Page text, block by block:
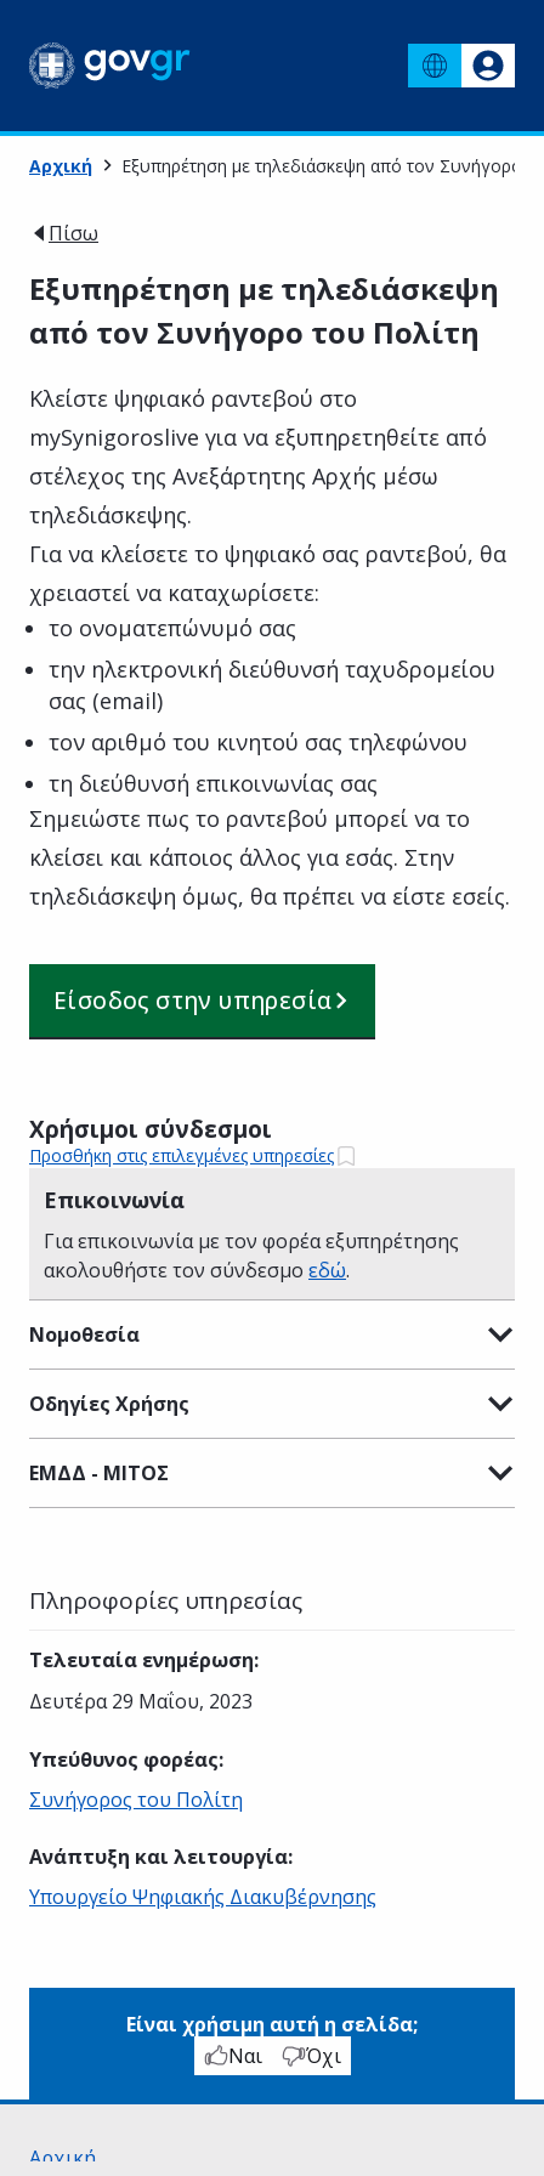
Αρχική Εξυπηρέτηση με τηλεδιάσκεψη από τον Συνήγορο
Πίσω
Εξυπηρέτηση με τηλεδιάσκεψη
από τον Συνήγορο του Πολίτη
Κλείστε ψηφιακό ραντεβού στο
mySynigoroslive για να εξυπηρετηθείτε από
στέλεχος της Ανεξάρτητης Αρχής μέσω
τηλεδιάσκεψης.
Για να κλείσετε το ψηφιακό σας ραντεβού, θα
χρειαστεί να καταχωρίσετε:
το ονοματεπώνυμό σας
την ηλεκτρονική διεύθυνσή ταχυδρομείου
σας (email)
τον αριθμό του κινητού σας τηλεφώνου
τη διεύθυνσή επικοινωνίας σας
Σημειώστε πως το ραντεβού μπορεί να το
κλείσει και κάποιος άλλος για εσάς. Στην
τηλεδιάσκεψη όμως, θα πρέπει να είστε εσείς.
Είσοδος στην υπηρεσία
Χρήσιμοι σύνδεσμοι
Προσθήκη στις επιλεγμένες υπηρεσίες
Επικοινωνία
Για επικοινωνία με τον φορέα εξυπηρέτησης
ακολουθήστε τον σύνδεσμο εδώ.
Νομοθεσία
Οδηγίες Χρήσης
ΕΜΔΔ - ΜΙΤΟΣ
Πληροφορίες υπηρεσίας
Τελευταία ενημέρωση:
Δευτέρα 29 Μαΐου, 2023
Υπεύθυνος φορέας:
Συνήγορος του Πολίτη
Ανάπτυξη και λειτουργία:
Υπουργείο Ψηφιακής Διακυβέρνησης
Είναι χρήσιμη αυτή η σελίδα;
Ναι
Όχι
Αρχική